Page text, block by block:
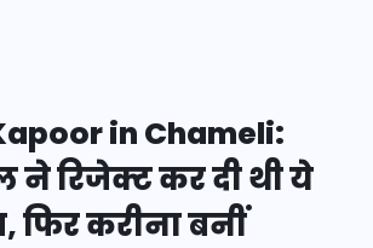
in Chameli:
ने रिजेक्ट कर दी थी ये
फिर करीना बनीं